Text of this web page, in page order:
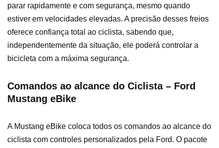
parar rapidamente e com segurança, mesmo quando
estiver em velocidades elevadas. A precisão desses freios
oferece confiança total ao ciclista, sabendo que,
independentemente da situação, ele poderá controlar a
bicicleta com a máxima segurança.
Comandos ao alcance do Ciclista – Ford
Mustang eBike
A Mustang eBike coloca todos os comandos ao alcance do
ciclista com controles personalizados pela Ford. O pacote